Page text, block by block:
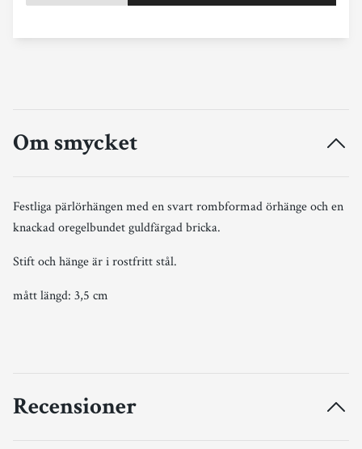
Om smycket
Festliga pärlörhängen med en svart rombformad örhänge och en
knackad oregelbundet guldfärgad bricka.
Stift och hänge är i rostfritt stål.
mått längd: 3,5 cm
Recensioner